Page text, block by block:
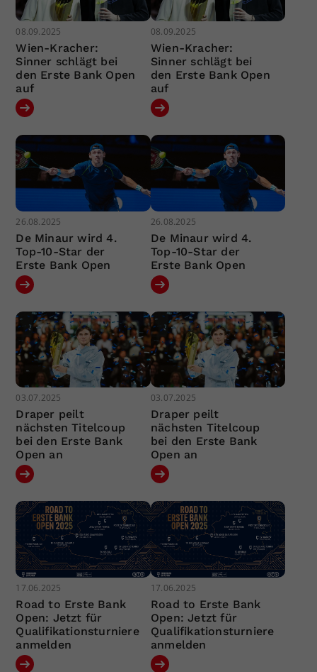
08.09.2025
Wien-Kracher:
Sinner schlägt bei
den Erste Bank Open
auf
08.09.2025
Wien-Kracher:
Sinner schlägt bei
den Erste Bank Open
auf
26.08.2025
De Minaur wird 4.
Top-10-Star der
Erste Bank Open
26.08.2025
De Minaur wird 4.
Top-10-Star der
Erste Bank Open
03.07.2025
Draper peilt
nächsten Titelcoup
bei den Erste Bank
Open an
03.07.2025
Draper peilt
nächsten Titelcoup
bei den Erste Bank
Open an
17.06.2025
Road to Erste Bank
Open: Jetzt für
Qualifikationsturniere
anmelden
17.06.2025
Road to Erste Bank
Open: Jetzt für
Qualifikationsturniere
anmelden